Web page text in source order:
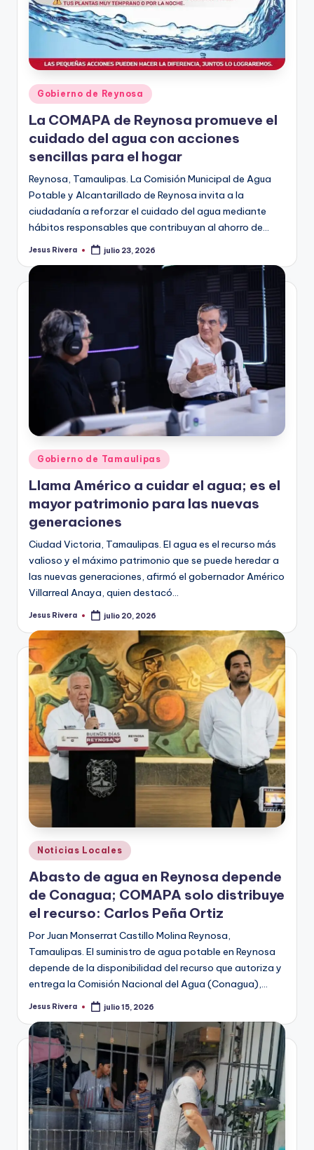
Publicado
en
Gobierno de Reynosa
La COMAPA de Reynosa promueve el
cuidado del agua con acciones
sencillas para el hogar
Reynosa, Tamaulipas. La Comisión Municipal de Agua
Potable y Alcantarillado de Reynosa invita a la
ciudadanía a reforzar el cuidado del agua mediante
hábitos responsables que contribuyan al ahorro de…
Publicado
Jesus Rivera julio 23, 2026
Publicado
en
Gobierno de Tamaulipas
Llama Américo a cuidar el agua; es el
mayor patrimonio para las nuevas
generaciones
Ciudad Victoria, Tamaulipas. El agua es el recurso más
valioso y el máximo patrimonio que se puede heredar a
las nuevas generaciones, afirmó el gobernador Américo
Villarreal Anaya, quien destacó…
Publicado
Jesus Rivera julio 20, 2026
Publicado
en
Noticias Locales
Abasto de agua en Reynosa depende
de Conagua; COMAPA solo distribuye
el recurso: Carlos Peña Ortiz
Por Juan Monserrat Castillo Molina Reynosa,
Tamaulipas. El suministro de agua potable en Reynosa
depende de la disponibilidad del recurso que autoriza y
entrega la Comisión Nacional del Agua (Conagua),…
Publicado
Jesus Rivera julio 15, 2026